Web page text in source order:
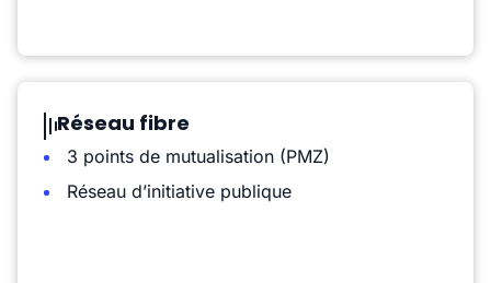
Réseau fibre
3 points de mutualisation (PMZ)
Réseau d’initiative publique